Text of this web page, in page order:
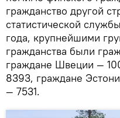
гражданство другой
статистической
года, крупнейшими
гражданства были
граждане Швеции —
8393, граждане
— 7531.